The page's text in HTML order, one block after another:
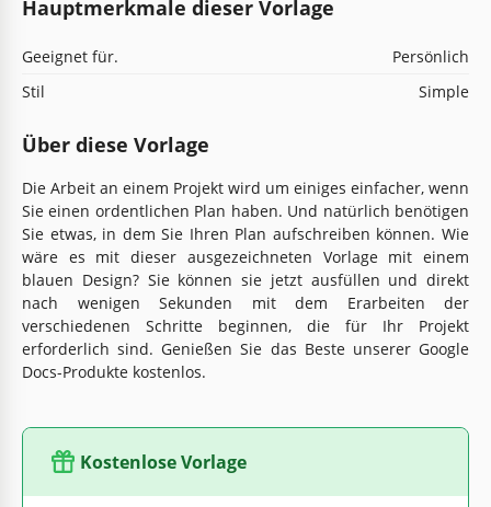
Hauptmerkmale dieser Vorlage
Geeignet für.
Persönlich
Stil
Simple
Über diese Vorlage
Die Arbeit an einem Projekt wird um einiges einfacher, wenn
Sie einen ordentlichen Plan haben. Und natürlich benötigen
Sie etwas, in dem Sie Ihren Plan aufschreiben können. Wie
wäre es mit dieser ausgezeichneten Vorlage mit einem
blauen Design? Sie können sie jetzt ausfüllen und direkt
nach wenigen Sekunden mit dem Erarbeiten der
verschiedenen Schritte beginnen, die für Ihr Projekt
erforderlich sind. Genießen Sie das Beste unserer Google
Docs-Produkte kostenlos.
Kostenlose Vorlage